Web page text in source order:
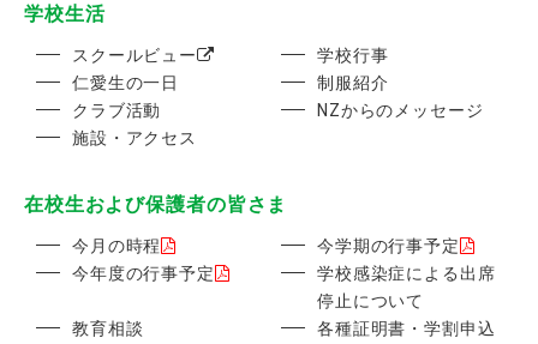
学校生活
スクールビュー
学校行事
仁愛生の一日
制服紹介
クラブ活動
NZからのメッセージ
施設・アクセス
在校生および保護者の皆さま
今月の時程
今学期の行事予定
今年度の行事予定
学校感染症による出席
停止について
教育相談
各種証明書・学割申込